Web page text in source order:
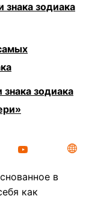
зодиака
зодиака
в
как